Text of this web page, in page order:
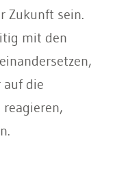
Zukunft sein.
mit den
die